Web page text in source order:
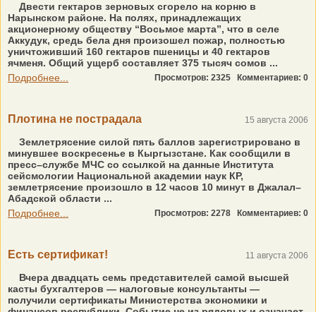
Двести гектаров зерновых сгорело на корню в
Нарынском районе. На полях, принадлежащих
акционерному обществу “Восьмое марта”, что в селе
Аккудук, средь бела дня произошел пожар, полностью
уничтоживший 160 гектаров пшеницы и 40 гектаров
ячменя. Общий ущерб составляет 375 тысяч сомов ...
Подробнее...
Просмотров: 2325 Комментариев: 0
Плотина не пострадала 15 августа 2006
Землетрясение силой пять баллов зарегистрировано в
минувшее воскресенье в Кыргызстане. Как сообщили в
пресс–службе МЧС со ссылкой на данные Института
сейсмологии Национальной академии наук КР,
землетрясение произошло в 12 часов 10 минут в Джалал–
Абадской области ...
Подробнее...
Просмотров: 2278 Комментариев: 0
Есть сертификат! 11 августа 2006
Вчера двадцать семь представителей самой высшей
касты бухгалтеров — налоговые консультанты —
получили сертификаты Министерства экономики и